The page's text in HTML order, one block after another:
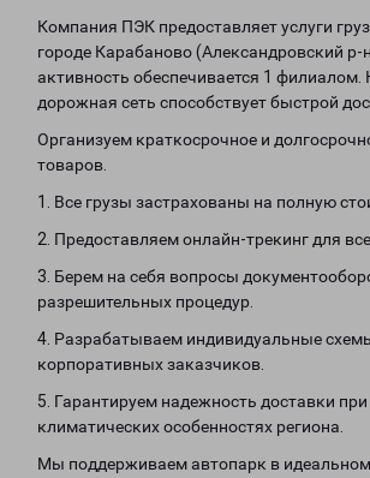
Компания ПЭК предоставляет услуги
городе Карабаново (Александровский р-
активность обеспечивается 1 филиалом.
дорожная сеть способствует быстрой
Организуем краткосрочное и
товаров.
1. Все грузы застрахованы на полную
2. Предоставляем онлайн-трекинг для
3. Берем на себя вопросы
разрешительных процедур.
4. Разрабатываем индивидуальные
корпоративных заказчиков.
5. Гарантируем надежность доставки
климатических особенностях региона.
Мы поддерживаем автопарк в